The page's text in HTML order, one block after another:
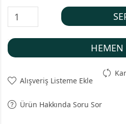
Alışveriş Listeme Ekle
Ürün Hakkında Soru Sor